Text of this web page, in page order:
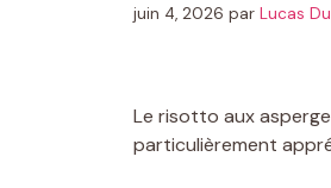
juin 4, 2026 par Lucas
Le risotto aux
particulièrement